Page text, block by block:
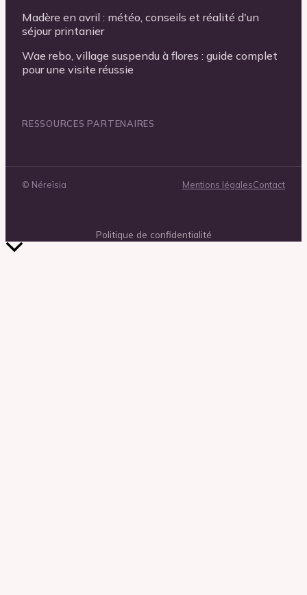
Madère en avril : météo, conseils et réalité d'un
séjour printanier
Wae rebo, village suspendu à flores : guide complet
pour une visite réussie
RESSOURCES PARTENAIRES
© Néreïsia Mentions légalesContact
Politique de confidentialité